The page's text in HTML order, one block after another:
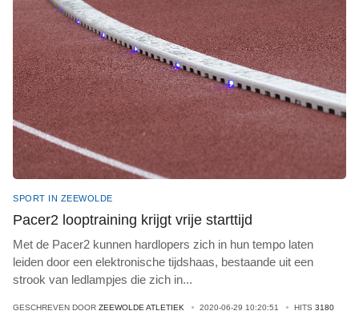
SPORT IN ZEEWOLDE
Pacer2 looptraining krijgt vrije starttijd
Met de Pacer2 kunnen hardlopers zich in hun tempo laten
leiden door een elektronische tijdshaas, bestaande uit een
strook van ledlampjes die zich in...
GESCHREVEN DOOR ZEEWOLDE ATLETIEK 2020-06-29 10:20:51 HITS 3180